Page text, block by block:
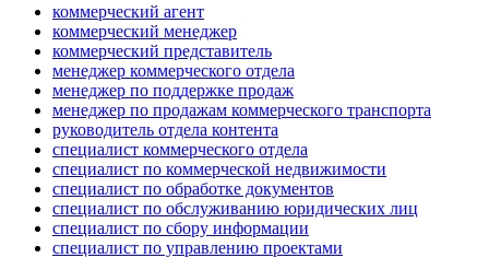
коммерческий агент
коммерческий менеджер
коммерческий представитель
менеджер коммерческого отдела
менеджер по поддержке продаж
менеджер по продажам коммерческого транспорта
руководитель отдела контента
специалист коммерческого отдела
специалист по коммерческой недвижимости
специалист по обработке документов
специалист по обслуживанию юридических лиц
специалист по сбору информации
специалист по управлению проектами